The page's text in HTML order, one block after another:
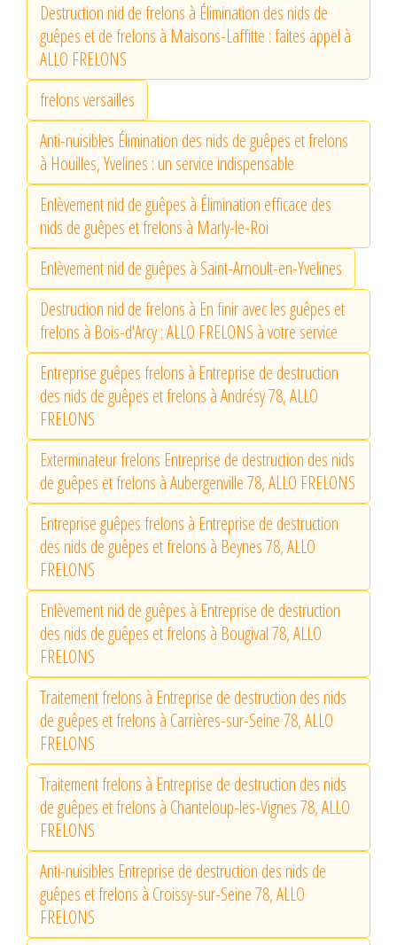
Destruction nid de frelons à Élimination des nids de
guêpes et de frelons à Maisons-Laffitte : faites appel à
ALLO FRELONS
frelons versailles
Anti-nuisibles Élimination des nids de guêpes et frelons
à Houilles, Yvelines : un service indispensable
Enlèvement nid de guêpes à Élimination efficace des
nids de guêpes et frelons à Marly-le-Roi
Enlèvement nid de guêpes à Saint-Arnoult-en-Yvelines
Destruction nid de frelons à En finir avec les guêpes et
frelons à Bois-d'Arcy : ALLO FRELONS à votre service
Entreprise guêpes frelons à Entreprise de destruction
des nids de guêpes et frelons à Andrésy 78, ALLO
FRELONS
Exterminateur frelons Entreprise de destruction des nids
de guêpes et frelons à Aubergenville 78, ALLO FRELONS
Entreprise guêpes frelons à Entreprise de destruction
des nids de guêpes et frelons à Beynes 78, ALLO
FRELONS
Enlèvement nid de guêpes à Entreprise de destruction
des nids de guêpes et frelons à Bougival 78, ALLO
FRELONS
Traitement frelons à Entreprise de destruction des nids
de guêpes et frelons à Carrières-sur-Seine 78, ALLO
FRELONS
Traitement frelons à Entreprise de destruction des nids
de guêpes et frelons à Chanteloup-les-Vignes 78, ALLO
FRELONS
Anti-nuisibles Entreprise de destruction des nids de
guêpes et frelons à Croissy-sur-Seine 78, ALLO
FRELONS